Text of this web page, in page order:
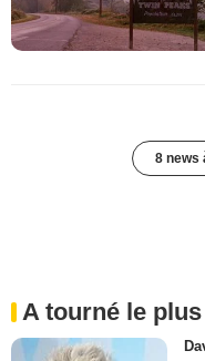
8 news
A tourné le plus